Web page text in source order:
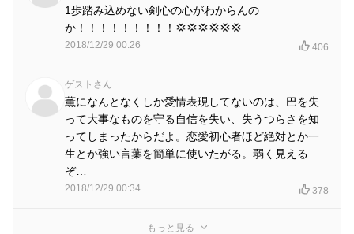
1歩踏み込めない剣心の心がわからんの
か！！！！！！！！！💢💢💢💢💢💢
2018/12/29 00:26 406
ゲストさん
薫になんとなくしか愛情表現してないのは、巴を失
って大事なものを守る自信を失い、失うつらさを知
ってしまったからだよ。恋愛初心者ほど絶対とか一
生とか強い言葉を簡単に使いたがる。弱く見える
ぞ…
2018/12/29 00:34 378
もっと見る